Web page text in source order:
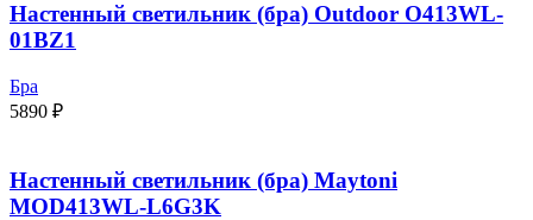
Настенный светильник (бра) Outdoor O413WL-
01BZ1
Бра
5890 ₽
Настенный светильник (бра) Maytoni
MOD413WL-L6G3K